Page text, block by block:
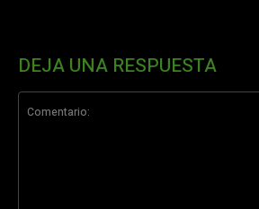
DEJA UNA RESPUESTA